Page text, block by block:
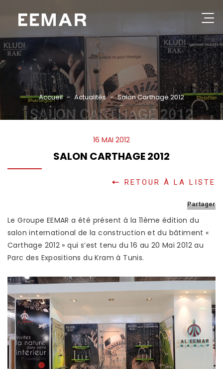
principalRechercher
GROUPE
NOS PRODUITS
CATALOGUES
PARTENAIRES
NOS SHOWROOMS
NOUS REJOINDRE
Accueil Actualités Salon Carthage 2012
SALON CARTHAGE 2012
16 MAI 2012
SALON CARTHAGE 2012
RETOUR À LA LISTE
Partager
Le Groupe EEMAR a été présent à la 11ème édition du
salon international de la construction et du bâtiment «
Carthage 2012 » qui s’est tenu du 16 au 20 Mai 2012 au
Parc des Expositions du Kram à Tunis.